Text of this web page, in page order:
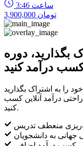
3:46 ساعت
3,900,000 تومان
بگذارید، دوره
درآمد کنید
درآمد آنلاین کسب
کنید.
منعطف تدریس
به دانشجویان